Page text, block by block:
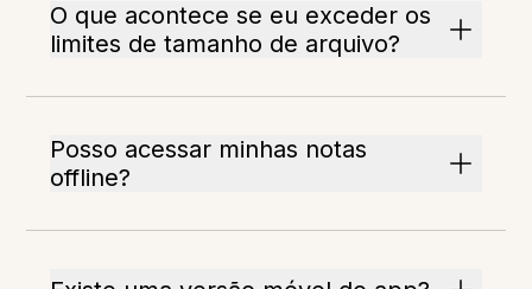
O que acontece se eu exceder os
limites de tamanho de arquivo?
Posso acessar minhas notas
offline?